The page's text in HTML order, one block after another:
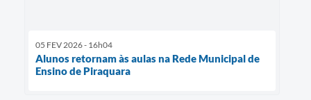
05 FEV 2026 - 16h04
Alunos retornam às aulas na Rede Municipal de
Ensino de Piraquara